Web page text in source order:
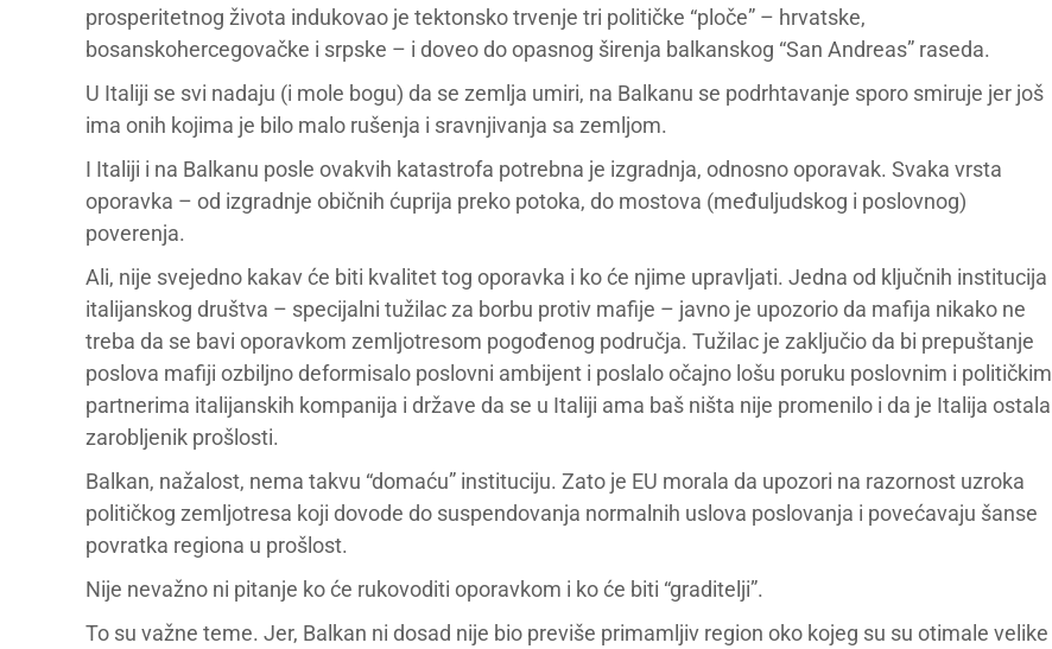
prosperitetnog života indukovao je tektonsko trvenje tri političke “ploče” – hrvatske,
bosanskohercegovačke i srpske – i doveo do opasnog širenja balkanskog “San Andreas” raseda.
U Italiji se svi nadaju (i mole bogu) da se zemlja umiri, na Balkanu se podrhtavanje sporo smiruje jer još
ima onih kojima je bilo malo rušenja i sravnjivanja sa zemljom.
I Italiji i na Balkanu posle ovakvih katastrofa potrebna je izgradnja, odnosno oporavak. Svaka vrsta
oporavka – od izgradnje običnih ćuprija preko potoka, do mostova (međuljudskog i poslovnog)
poverenja.
Ali, nije svejedno kakav će biti kvalitet tog oporavka i ko će njime upravljati. Jedna od ključnih institucija
italijanskog društva – specijalni tužilac za borbu protiv mafije – javno je upozorio da mafija nikako ne
treba da se bavi oporavkom zemljotresom pogođenog područja. Tužilac je zaključio da bi prepuštanje
poslova mafiji ozbiljno deformisalo poslovni ambijent i poslalo očajno lošu poruku poslovnim i političkim
partnerima italijanskih kompanija i države da se u Italiji ama baš ništa nije promenilo i da je Italija ostala
zarobljenik prošlosti.
Balkan, nažalost, nema takvu “domaću” instituciju. Zato je EU morala da upozori na razornost uzroka
političkog zemljotresa koji dovode do suspendovanja normalnih uslova poslovanja i povećavaju šanse
povratka regiona u prošlost.
Nije nevažno ni pitanje ko će rukovoditi oporavkom i ko će biti “graditelji”.
To su važne teme. Jer, Balkan ni dosad nije bio previše primamljiv region oko kojeg su su otimale velike